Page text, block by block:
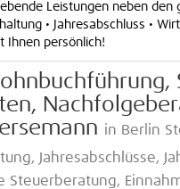
Leistungen neben
• Jahresabschluss •
Ihnen persönlich!
in Berlin
Jahresabschlüsse,